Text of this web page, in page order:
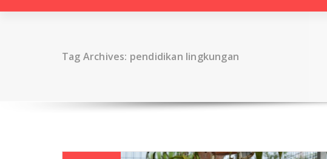
Tag Archives: pendidikan lingkungan